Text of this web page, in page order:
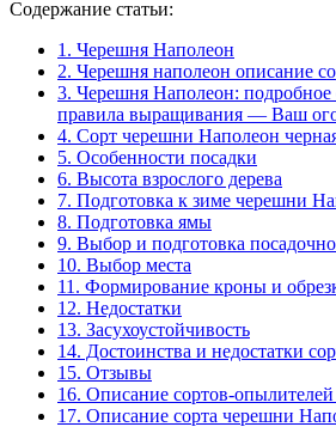
Содержание статьи:
1. Черешня Наполеон
2. Черешня наполеон описание
3. Черешня Наполеон: подробное
правила выращивания — Ваш
4. Сорт черешни Наполеон
5. Особенности посадки
6. Высота взрослого дерева
7. Подготовка к зиме черешни
8. Подготовка ямы
9. Выбор и подготовка
10. Выбор места
11. Формирование кроны и
12. Недостатки
13. Засухоустойчивость
14. Достоинства и недостатки
15. Отзывы
16. Описание сортов-
17. Описание сорта черешни